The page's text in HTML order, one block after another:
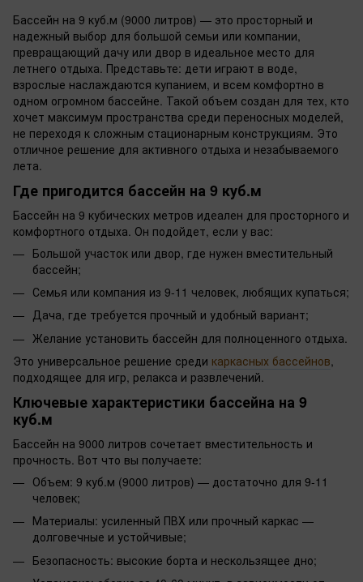
Бассейн на 9 куб.м (9000 литров) — это просторный и
надежный выбор для большой семьи или компании,
превращающий дачу или двор в идеальное место для
летнего отдыха. Представьте: дети играют в воде,
взрослые наслаждаются купанием, и всем комфортно в
одном огромном бассейне. Такой объем создан для тех, кто
хочет максимум пространства среди переносных моделей,
не переходя к сложным стационарным конструкциям. Это
отличное решение для активного отдыха и незабываемого
лета.
Где пригодится бассейн на 9 куб.м
Бассейн на 9 кубических метров идеален для просторного и
комфортного отдыха. Он подойдет, если у вас:
Большой участок или двор, где нужен вместительный
бассейн;
Семья или компания из 9-11 человек, любящих купаться;
Дача, где требуется прочный и удобный вариант;
Желание установить бассейн для полноценного отдыха.
Это универсальное решение среди каркасных бассейнов,
подходящее для игр, релакса и развлечений.
Ключевые характеристики бассейна на 9
куб.м
Бассейн на 9000 литров сочетает вместительность и
прочность. Вот что вы получаете:
Объем: 9 куб.м (9000 литров) — достаточно для 9-11
человек;
Материалы: усиленный ПВХ или прочный каркас —
долговечные и устойчивые;
Безопасность: высокие борта и нескользящее дно;